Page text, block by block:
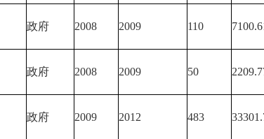
政府 2008 2009 110
政府 2008 2009 50
政府 2009 2012 483